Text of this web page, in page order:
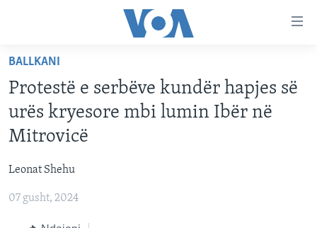
faqen
kryesore
tek
faqja
Kalo
tek
KATEGORITË
AMERIKA
BOTA
DITARI
Learning English
FOLLOW US
BALLKANI
Protestë e serbëve kundër hapjes së
urës kryesore mbi lumin Ibër në
Mitrovicë
Leonat Shehu
07 gusht, 2024